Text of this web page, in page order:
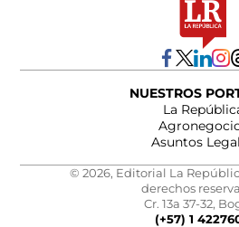
NUESTROS
La
Asuntos
© 2026, Editorial La
derechos
Cr. 13a 37-32,
(+57) 1